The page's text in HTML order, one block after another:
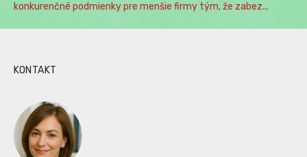
konkurenčné podmienky pre menšie firmy tým, že zabez...
KONTAKT